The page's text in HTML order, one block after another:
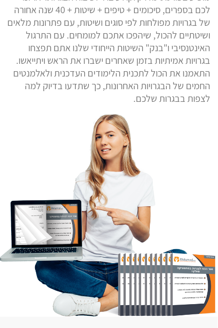
לכם בספרים, סיכומים + טיפים + שיטות + 40 שנה אחורה
של בגרויות מפולחות לפי סוגים ושיטות, עם פתרונות מלאים
ושיטתיים להכול, שיהפכו אתכם למומחים. עם התרגול
האינטנסיבי ו"בנק" השיטות הייחודי שלנו אתם תפצחו
בגרויות אמיתיות בזמן שאחרים ישברו את הראש ויתייאשו.
התאמנו את הכול לתכנית הלימודים העדכנית ולאלמנטים
החמים של הבגרויות האחרונות, כך שתדעו בדיוק למה
לצפות בבגרות שלכם.